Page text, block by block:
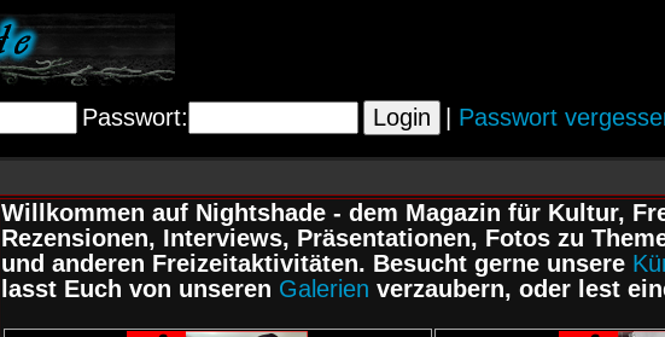
Passwort: Passwort
Willkommen auf Nightshade - dem Magazin für Kultur,
Rezensionen, Interviews, Präsentationen, Fotos zu
und anderen Freizeitaktivitäten. Besucht gerne unsere
lasst Euch von unseren Galerien verzaubern, oder lest